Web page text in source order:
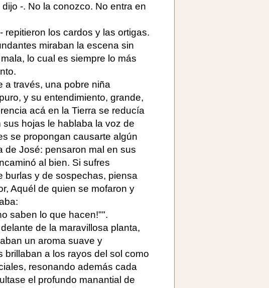
-. No la conozco. No entra en
repitieron los cardos y las ortigas.
miraban la escena sin
lo cual es siempre lo más
a través, una pobre niña
y su entendimiento, grande,
acá en la Tierra se reducía
hojas le hablaba la voz de
se propongan causarte algún
de José: pensaron mal en sus
al bien. Si sufres
burlas y de sospechas, piensa
Aquél de quien se mofaron y
saben lo que hacen!"".
de la maravillosa planta,
un aroma suave y
brillaban a los rayos del sol como
resonando además cada
el profundo manantial de